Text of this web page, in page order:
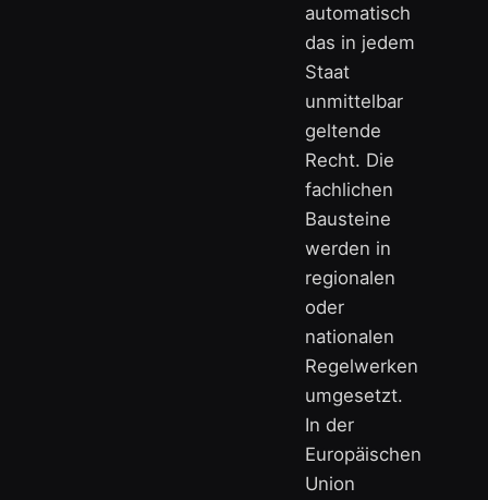
automatisch
das in jedem
Staat
unmittelbar
geltende
Recht. Die
fachlichen
Bausteine
werden in
regionalen
oder
nationalen
Regelwerken
umgesetzt.
In der
Europäischen
Union